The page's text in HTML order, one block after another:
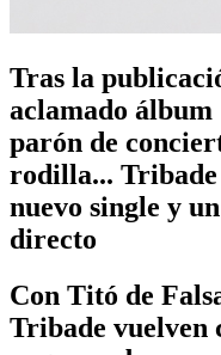
Tras la
aclamado álbum
parón de
rodilla... Tribade
nuevo single y
directo
Con Titó de
Tribade vuelven